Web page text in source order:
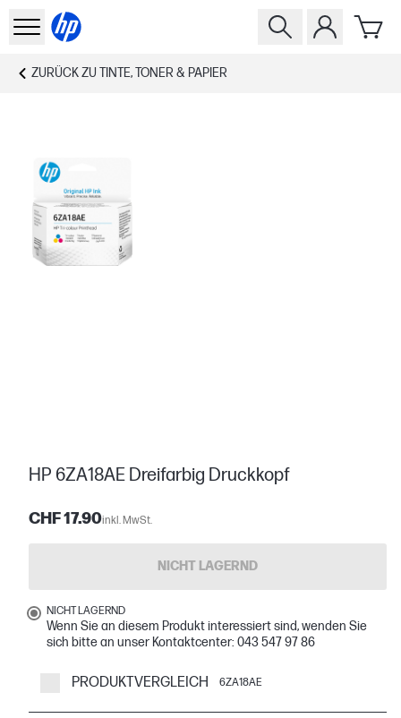
ZURÜCK ZU TINTE, TONER & PAPIER
HP 6ZA18AE Dreifarbig Druckkopf
CHF 17.90inkl. MwSt.
NICHT LAGERND
NICHT LAGERND
Wenn Sie an diesem Produkt interessiert sind, wenden Sie
sich bitte an unser Kontaktcenter: 043 547 97 86
PRODUKTVERGLEICH 6ZA18AE